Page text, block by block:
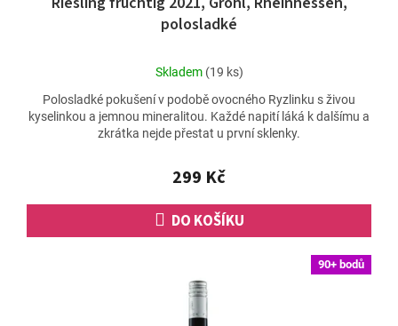
polosladké
Průměrné
produktu
je
5,0
5
hvězdiček.
Skladem (19 ks)
299 Kč
DO KOŠÍKU
Polosladké pokušení v podobě ovocného Ryzlinku s živou
kyselinkou a jemnou mineralitou. Každé napití láká k dalšímu a
zkrátka nejde přestat u první sklenky.
90+ bodů